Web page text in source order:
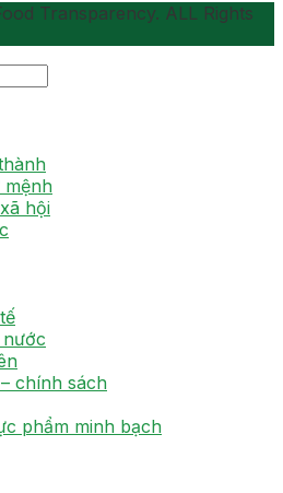
Transparency. ALL Rights
mệnh
hội
chính sách
phẩm minh bạch